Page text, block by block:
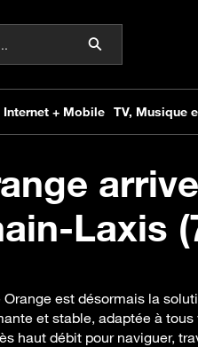
Laxis
est désormais la
et stable, adaptée à tous
haut débit pour naviguer,